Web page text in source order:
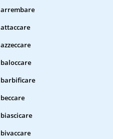
arrembare
attaccare
azzeccare
baloccare
barbificare
beccare
biascicare
bivaccare